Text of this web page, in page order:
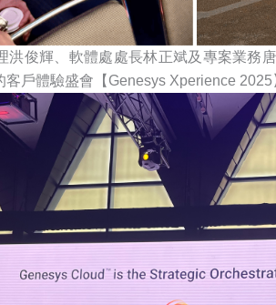
洪俊輝、軟體處處長林正斌及專案業務
戶體驗盛會【Genesys Xperience 2025